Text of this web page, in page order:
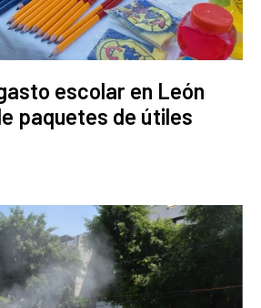
escolar en León
paquetes de útiles